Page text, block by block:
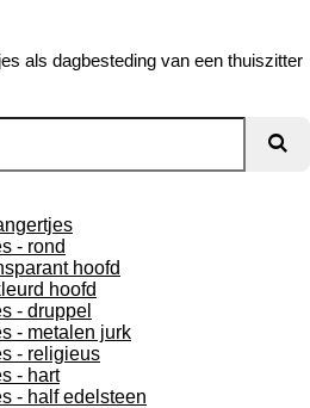
als dagbesteding van een thuiszitter
- rond
hoofd
hoofd
- druppel
- metalen jurk
- religieus
- hart
- half edelsteen